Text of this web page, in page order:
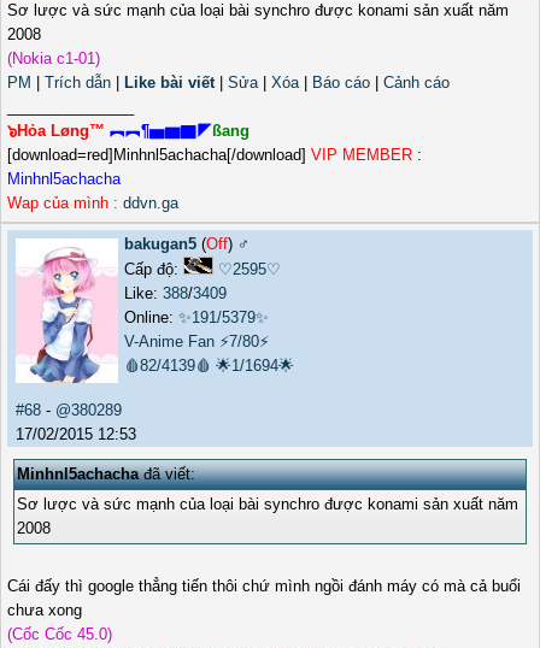
Sơ lược và sức mạnh của loại bài synchro được konami sản xuất năm
2008
(Nokia c1-01)
PM
Trích dẫn Like bài viết| Sửa| Xóa| Báo cáo
Cảnh cáo
๖Hỏa Løng™ ︻︻¶▅▆▇◤ßang
[download=red]Minhnl5achacha[/download] VIP MEMBER :
Minhnl5achacha
Wap của mình : ddvn.ga
bakugan5(Off) ♂️
Cấp độ:
♡2595♡
Like: 388/3409
Online: ✨191/5379✨
V-Anime Fan ⚡7/80⚡
🩸82/4139🩸 🌟1/1694🌟
#68 - @380289
17/02/2015 12:53
Minhnl5achachađã viết:
Sơ lược và sức mạnh của loại bài synchro được konami sản xuất năm
2008
Cái đấy thì google thẳng tiến thôi chứ mình ngồi đánh máy có mà cả buổi
chưa xong
(Cốc Cốc 45.0)